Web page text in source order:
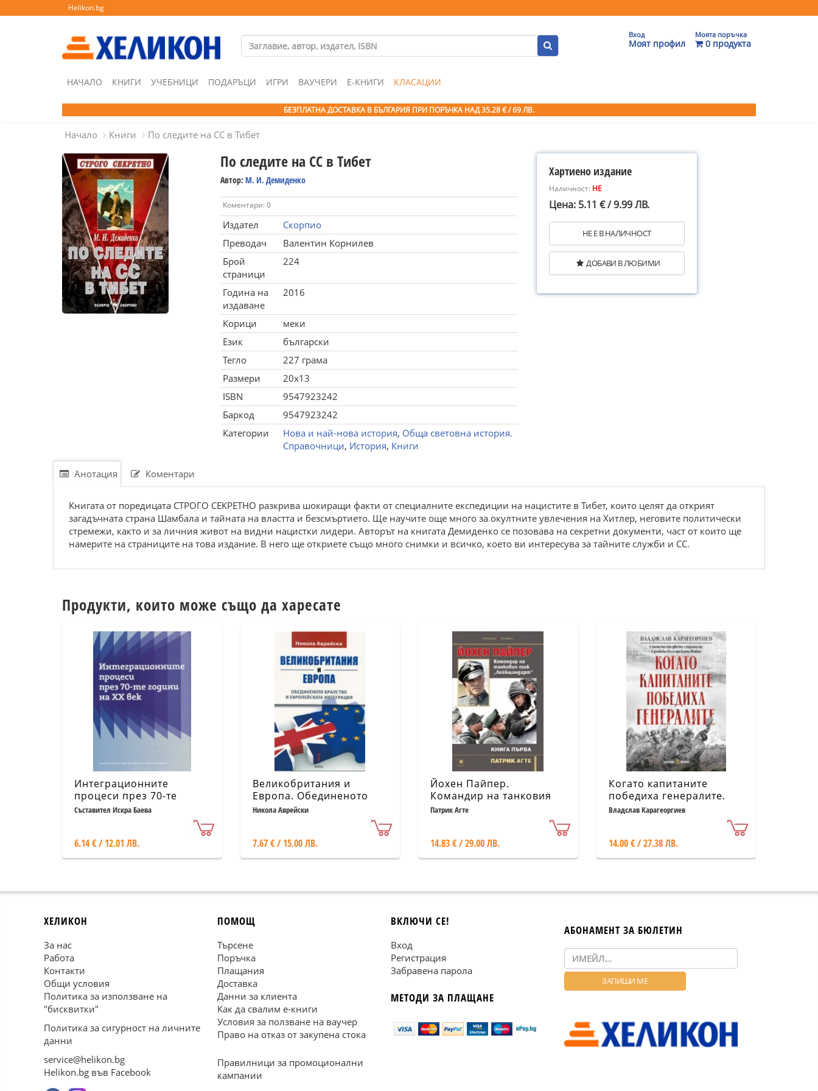
Helikon.bg
Вход
Моят профил
Моята поръчка
0 продукта
НАЧАЛО КНИГИ УЧЕБНИЦИ ПОДАРЪЦИ ИГРИ ВАУЧЕРИ Е-КНИГИ КЛАСАЦИИ
БЕЗПЛАТНА ДОСТАВКА В БЪЛГАРИЯ ПРИ ПОРЪЧКА НАД 35.28 € / 69 ЛВ.
Начало Книги По следите на СС в Тибет
По следите на СС в Тибет
Автор: М. И. Демиденко
Коментари: 0
Издател
Скорпио
Преводач
Валентин Корнилев
Брой
страници
224
Година на
издаване
2016
Корици
меки
Език
български
Тегло
227 грама
Размери
20x13
ISBN
9547923242
Баркод
9547923242
Категории
Нова и най-нова история, Обща световна история.
Справочници, История, Книги
Хартиено издание
Наличност: НЕ
Цена: 5.11 € / 9.99 ЛВ.
НЕ Е В НАЛИЧНОСТ
ДОБАВИ В ЛЮБИМИ
Анотация Коментари
Книгата от поредицата СТРОГО СЕКРЕТНО разкрива шокиращи факти от специалните експедиции на нацистите в Тибет, които целят да открият
загадъчната страна Шамбала и тайната на властта и безсмъртието. Ще научите още много за окултните увлечения на Хитлер, неговите политически
стремежи, както и за личния живот на видни нацистки лидери. Авторът на книгата Демиденко се позовава на секретни документи, част от които ще
намерите на страниците на това издание. В него ще откриете също много снимки и всичко, което ви интересува за тайните служби и СС.
Продукти, които може също да харесате
Интеграционните
процеси през 70-те
години на ХХ век
Съставител Искра Баева
6.14 € / 12.01 ЛВ.
Великобритания и
Европа. Обединеното
кралство и европейската
Никола Аврейски
7.67 € / 15.00 ЛВ.
Йохен Пайпер.
Командир на танковия
полк „Лейбщандарт“
Патрик Агте
14.83 € / 29.00 ЛВ.
Когато капитаните
победиха генералите.
Спомени от двете страни
на Сръбско-българската
Владслав Карагеоргиев
14.00 € / 27.38 ЛВ.
ХЕЛИКОН
За нас
Работа
Контакти
Общи условия
Политика за използване на
"бисквитки"
Политика за сигурност на личните
данни
service@helikon.bg
Helikon.bg във Facebook
ПОМОЩ
Търсене
Поръчка
Плащания
Доставка
Данни за клиента
Как да свалим е-книги
Условия за ползване на ваучер
Право на отказ от закупена стока
Правилници за промоционални
кампании
ВКЛЮЧИ СЕ!
Вход
Регистрация
Забравена парола
МЕТОДИ ЗА ПЛАЩАНЕ
АБОНАМЕНТ ЗА БЮЛЕТИН